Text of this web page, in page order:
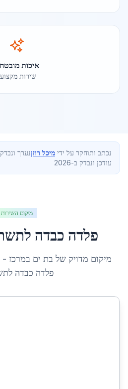
איכות
שירות
נכתב ותוחקר על ידי מיכל רוזןנערך
עודכן ונבדק ב-2026
מיקום השירות
פלדה כבדה
מיקום מדויק של בת ים במרכז -
פלדה כבדה